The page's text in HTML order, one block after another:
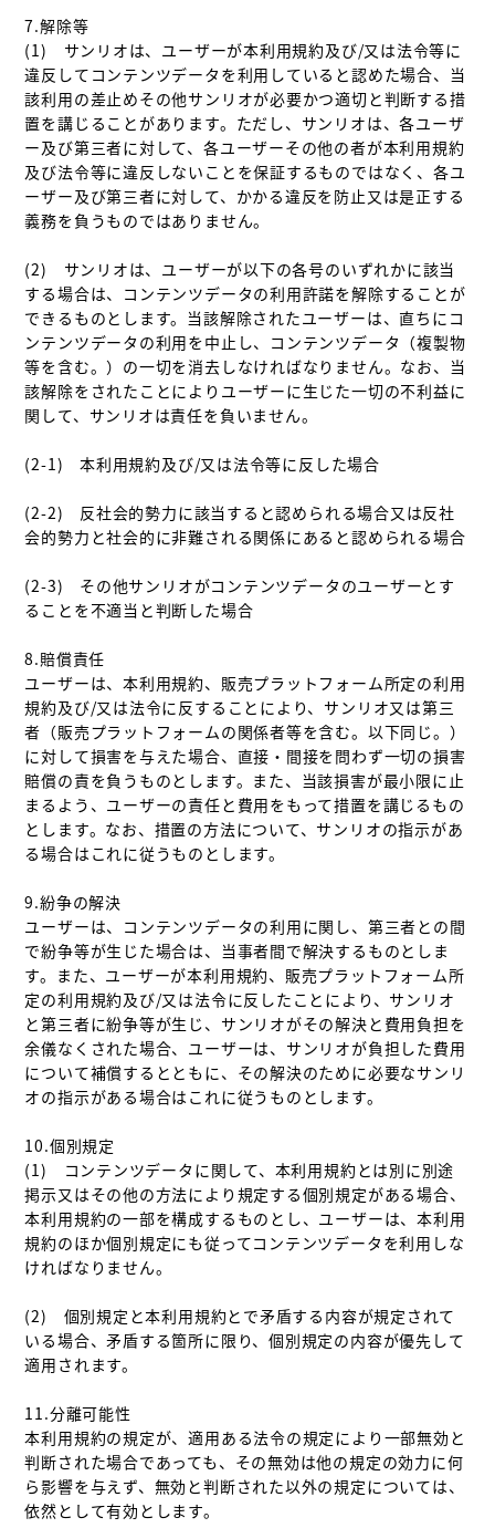
7.解除等
(1)　サンリオは、ユーザーが本利用規約及び/又は法令等に
違反してコンテンツデータを利用していると認めた場合、当
該利用の差止めその他サンリオが必要かつ適切と判断する措
置を講じることがあります。ただし、サンリオは、各ユーザ
ー及び第三者に対して、各ユーザーその他の者が本利用規約
及び法令等に違反しないことを保証するものではなく、各ユ
ーザー及び第三者に対して、かかる違反を防止又は是正する
義務を負うものではありません。
(2)　サンリオは、ユーザーが以下の各号のいずれかに該当
する場合は、コンテンツデータの利用許諾を解除することが
できるものとします。当該解除されたユーザーは、直ちにコ
ンテンツデータの利用を中止し、コンテンツデータ（複製物
等を含む。）の一切を消去しなければなりません。なお、当
該解除をされたことによりユーザーに生じた一切の不利益に
関して、サンリオは責任を負いません。
(2-1)　本利用規約及び/又は法令等に反した場合
(2-2)　反社会的勢力に該当すると認められる場合又は反社
会的勢力と社会的に非難される関係にあると認められる場合
(2-3)　その他サンリオがコンテンツデータのユーザーとす
ることを不適当と判断した場合
8.賠償責任
ユーザーは、本利用規約、販売プラットフォーム所定の利用
規約及び/又は法令に反することにより、サンリオ又は第三
者（販売プラットフォームの関係者等を含む。以下同じ。）
に対して損害を与えた場合、直接・間接を問わず一切の損害
賠償の責を負うものとします。また、当該損害が最小限に止
まるよう、ユーザーの責任と費用をもって措置を講じるもの
とします。なお、措置の方法について、サンリオの指示があ
る場合はこれに従うものとします。
9.紛争の解決
ユーザーは、コンテンツデータの利用に関し、第三者との間
で紛争等が生じた場合は、当事者間で解決するものとしま
す。また、ユーザーが本利用規約、販売プラットフォーム所
定の利用規約及び/又は法令に反したことにより、サンリオ
と第三者に紛争等が生じ、サンリオがその解決と費用負担を
余儀なくされた場合、ユーザーは、サンリオが負担した費用
について補償するとともに、その解決のために必要なサンリ
オの指示がある場合はこれに従うものとします。
10.個別規定
(1)　コンテンツデータに関して、本利用規約とは別に別途
掲示又はその他の方法により規定する個別規定がある場合、
本利用規約の一部を構成するものとし、ユーザーは、本利用
規約のほか個別規定にも従ってコンテンツデータを利用しな
ければなりません。
(2)　個別規定と本利用規約とで矛盾する内容が規定されて
いる場合、矛盾する箇所に限り、個別規定の内容が優先して
適用されます。
11.分離可能性
本利用規約の規定が、適用ある法令の規定により一部無効と
判断された場合であっても、その無効は他の規定の効力に何
ら影響を与えず、無効と判断された以外の規定については、
依然として有効とします。